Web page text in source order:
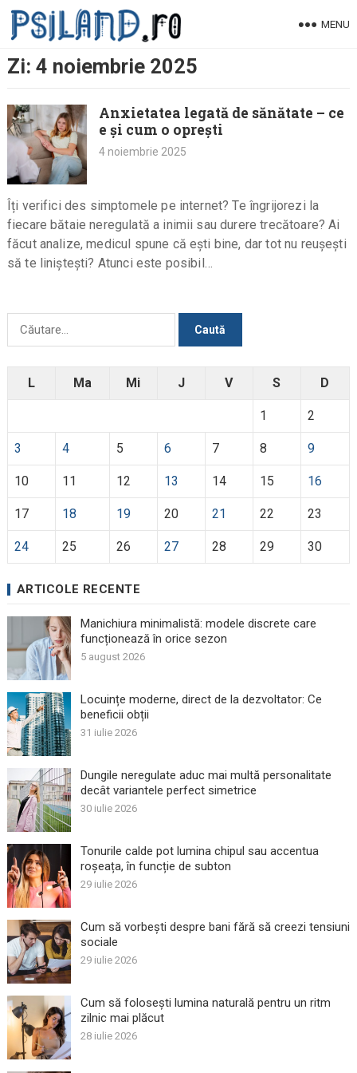
Skip
MENU
Zi: 4 noiembrie 2025
Anxietatea legată de sănătate – ce
e și cum o oprești
4 noiembrie 2025
Îți verifici des simptomele pe internet? Te îngrijorezi la
fiecare bătaie neregulată a inimii sau durere trecătoare? Ai
făcut analize, medicul spune că ești bine, dar tot nu reușești
să te liniștești? Atunci este posibil…
Caută
L Ma Mi J V S D
1 2
3 4 5 6 7 8 9
10 11 12 13 14 15 16
17 18 19 20 21 22 23
24 25 26 27 28 29 30
ARTICOLE RECENTE
Manichiura minimalistă: modele discrete care
funcționează în orice sezon
5 august 2026
Locuințe moderne, direct de la dezvoltator: Ce
beneficii obții
31 iulie 2026
Dungile neregulate aduc mai multă personalitate
decât variantele perfect simetrice
30 iulie 2026
Tonurile calde pot lumina chipul sau accentua
roșeața, în funcție de subton
29 iulie 2026
Cum să vorbești despre bani fără să creezi tensiuni
sociale
29 iulie 2026
Cum să folosești lumina naturală pentru un ritm
zilnic mai plăcut
28 iulie 2026